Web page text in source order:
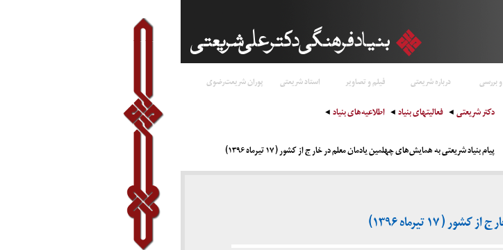
بررسی درباره شریعتی فیلم و تصاویر استاد شریعتی پوران شریعت‌رضوی
دکتر شریعتی فعالیتهای بنیاد اطلاعیه‌های بنیاد
پیام بنیاد شریعتی به همایش‌های چهلمین یادمان معلم در خارج از کشور ( ۱۷ تیرماه ۱۳۹۶)
تیرماه ۱۳۹۶)